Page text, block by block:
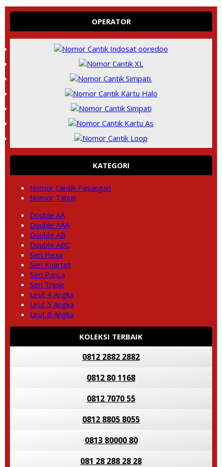
OPERATOR
KATEGORI
Nomor Cantik Pasangan
Nomor Tahun
Double AA
Double AAA
Double AB
Double ABC
Seri Hexa
Seri Kuartet
Seri Panca
Seri Triple
Urut 4 Angka
Urut 5 Angka
Urut 6 Angka
KOLEKSI TERBAIK
0812 2882 2882
0812 80 1168
0812 7070 55
0812 8805 8055
0813 80000 80
081 28 288 28 28